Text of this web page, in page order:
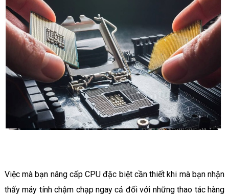
Việc mà bạn nâng cấp CPU đặc biệt cần thiết khi mà bạn nhận
thấy máy tính chậm chạp ngay cả đối với những thao tác hàng